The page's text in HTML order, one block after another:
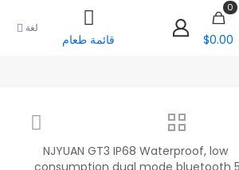
0
$0.00 قائمة طعام
لغة